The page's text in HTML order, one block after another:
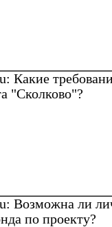
: Какие
"Сколково"?
Возможна ли
по проекту?